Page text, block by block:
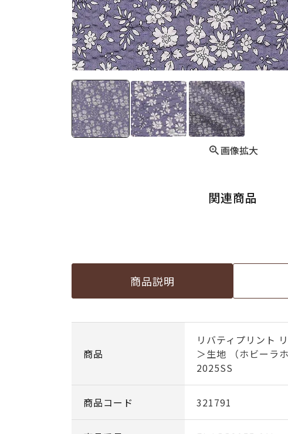
画像拡大
関連商品
商品説明
商品
リバティプリント
＞生地 （ホビーラ
2025SS
商品コード 321791